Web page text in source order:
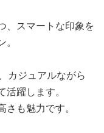
、スマートな印象を
カジュアルながら
躍します。
も魅力です。